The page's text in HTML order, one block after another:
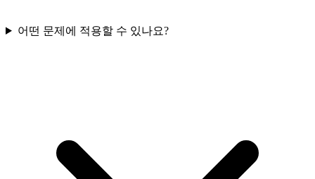
어떤 문제에 적용할 수 있나요?